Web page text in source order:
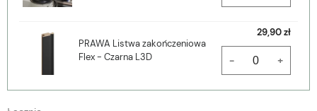
PRAWA Listwa zakończeniowa
Flex - Czarna L3D
29,90 zł
- +